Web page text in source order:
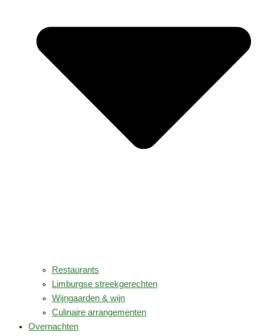
Restaurants
Limburgse streekgerechten
Wijngaarden & wijn
Culinaire arrangementen
Overnachten